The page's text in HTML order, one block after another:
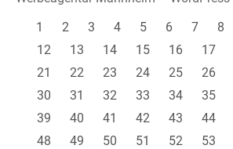
1
2 3 4 5 6 7 8
12
13 14 15 16 17
21
22 23 24 25 26
30
31 32 33 34 35
39
40 41 42 43 44
48
49 50 51 52 53